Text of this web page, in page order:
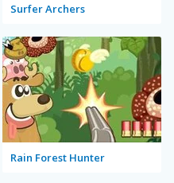
Surfer Archers
Rain Forest Hunter